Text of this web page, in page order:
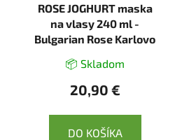
ROSE JOGHURT maska
na vlasy 240 ml -
Bulgarian Rose Karlovo
📦 Skladom
20,90 €
DO KOŠÍKA